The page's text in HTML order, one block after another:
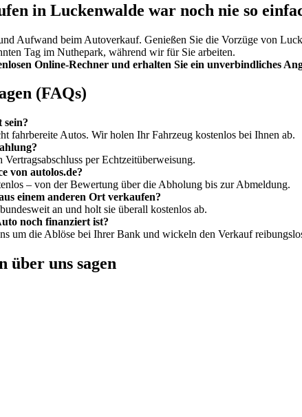
in Luckenwalde war noch nie so
Aufwand beim Autoverkauf. Genießen Sie die Vorzüge von
Tag im Nuthepark, während wir für Sie arbeiten.
Online-Rechner und erhalten Sie ein unverbindliches
(FAQs)
sein?
fahrbereite Autos. Wir holen Ihr Fahrzeug kostenlos bei Ihnen ab.
per Echtzeitüberweisung.
von autolos.de?
– von der Bewertung über die Abholung bis zur Abmeldung.
einem anderen Ort verkaufen?
an und holt sie überall kostenlos ab.
noch finanziert ist?
um die Ablöse bei Ihrer Bank und wickeln den Verkauf
über uns sagen